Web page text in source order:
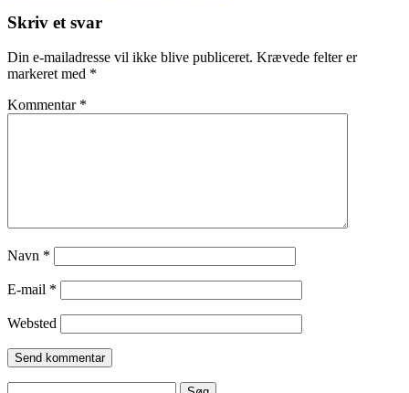
Skriv et svar
Din e-mailadresse vil ikke blive publiceret. Krævede felter er
markeret med *
Kommentar *
Navn *
E-mail *
Websted